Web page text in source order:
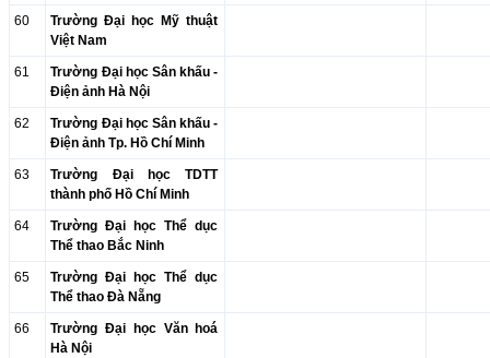
60
Trường Đại học Mỹ thuật
Việt Nam
61
Trường Đại học Sân khấu -
Điện ảnh Hà Nội
62
Trường Đại học Sân khấu -
Điện ảnh Tp. Hồ Chí Minh
63
Trường Đại học TDTT
thành phố Hồ Chí Minh
64
Trường Đại học Thể dục
Thể thao Bắc Ninh
65
Trường Đại học Thể dục
Thể thao Đà Nẵng
66
Trường Đại học Văn hoá
Hà Nội